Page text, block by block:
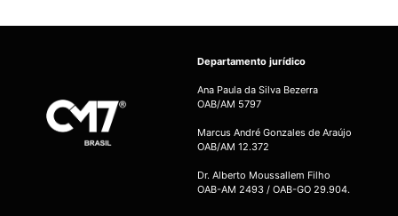
Departamento jurídico
Ana Paula da Silva Bezerra
OAB/AM 5797
Marcus André Gonzales de Araújo
OAB/AM 12.372
Dr. Alberto Moussallem Filho
OAB-AM 2493 / OAB-GO 29.904.